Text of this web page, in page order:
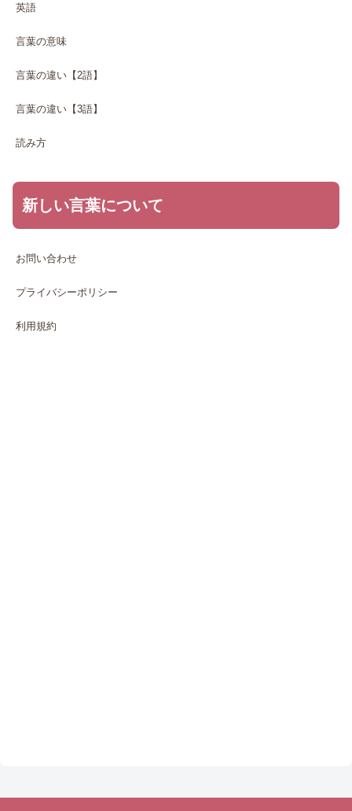
英語
言葉の意味
言葉の違い【2語】
言葉の違い【3語】
読み方
新しい言葉について
お問い合わせ
プライバシーポリシー
利用規約